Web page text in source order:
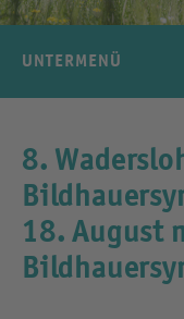
UNTERMENÜ
8.
18. August